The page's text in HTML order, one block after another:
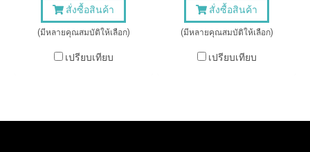
สั่งซื้อสินค้า
(มีหลายคุณสมบัติให้เลือก)
เปรียบเทียบ
สั่งซื้อสินค้า
(มีหลายคุณสมบัติให้เลือก)
เปรียบเทียบ